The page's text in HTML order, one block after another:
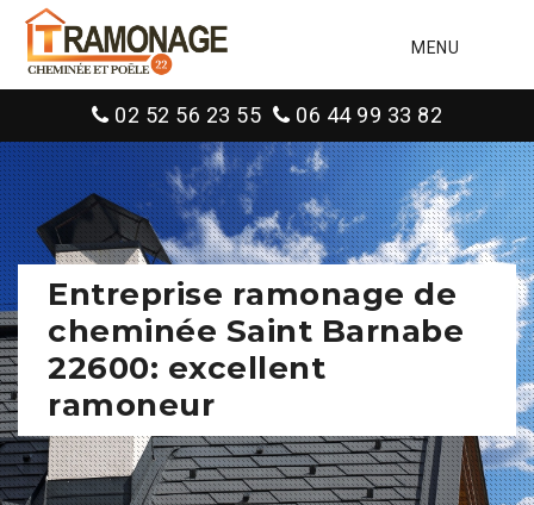
MENU
02 52 56 23 55 06 44 99 33 82
Entreprise ramonage de
cheminée Saint Barnabe
22600: excellent
ramoneur